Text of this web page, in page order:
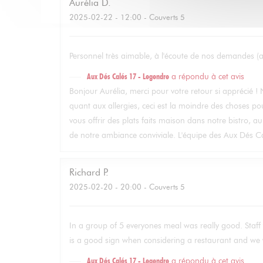
Aurélia D
2025-02-22 - 12:00 - Couverts 5
Personnel très aimable, à l'écoute de nos demandes
Aux Dés Calés 17 - Legendre a répondu à cet avis
Bonjour Aurélia, merci pour votre retour si apprécié
quant aux allergies, ceci est la moindre des choses
vous offrir des plats faits maison dans notre bistro,
de notre ambiance conviviale. L'équipe des Aux Dés
Richard P
2025-02-20 - 20:00 - Couverts 5
In a group of 5 everyones meal was really good.
is a good sign when considering a restaurant and
Aux Dés Calés 17 - Legendre a répondu à cet avis